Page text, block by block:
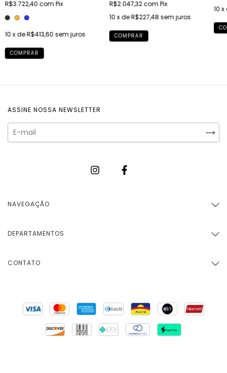
R$3.722,40 com Pix
10 x deR$413,60 sem juros
COMPRAR
R$2.047,32com Pix
10 x deR$227,48 sem juros
COMPRAR
10 x
ASSINE NOSSA NEWSLETTER
NAVEGAÇÃO
DEPARTAMENTOS
CONTATO